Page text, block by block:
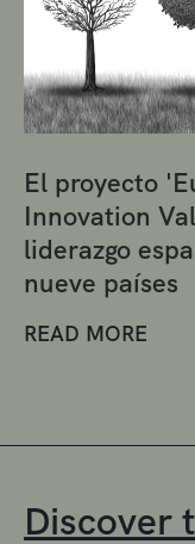
El proyecto
Innovation
liderazgo
nueve países
READ MORE
Discover